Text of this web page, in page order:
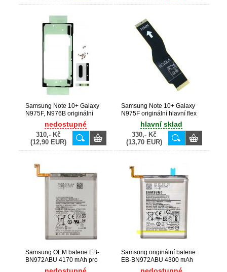
Samsung Note 10+ Galaxy
N975F, N976B originální
lepící pásky SET (Service
Pack) - GH82-20798A
nedostupné
310,- Kč
(12,90 EUR)
Samsung Note 10+ Galaxy
N975F originální hlavní flex
/Service Pack) - GH59-
15114A
hlavní sklad
330,- Kč
(13,70 EUR)
Samsung OEM baterie EB-
BN972ABU 4170 mAh pro
Galaxy Note 10+ / N975F
Samsung originální baterie
EB-BN972ABU 4300 mAh
pro Galaxy Note 10+, Note